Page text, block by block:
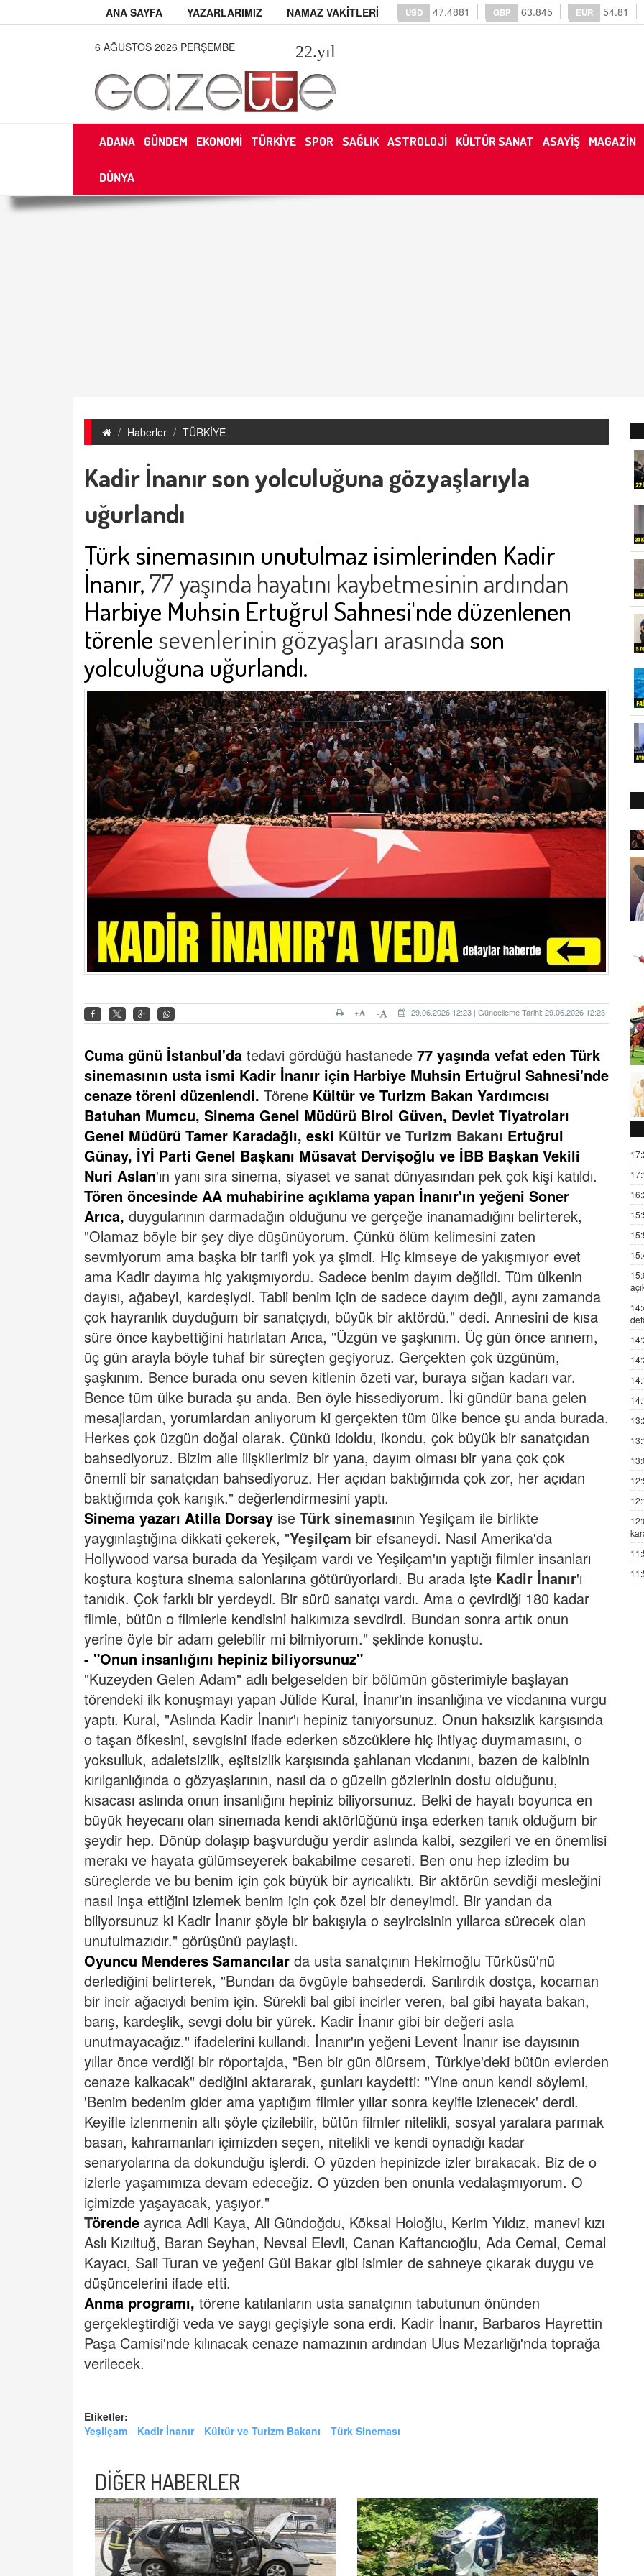
ANA SAYFA YAZARLARIMIZ NAMAZ VAKİTLERİ USD 47.4881 GBP 63.845 EUR 54.81
6 AĞUSTOS 2026 PERŞEMBE 22.yıl
ADANA GÜNDEM EKONOMİ TÜRKİYE SPOR SAĞLIK ASTROLOJİ KÜLTÜR SANAT ASAYİŞ MAGAZİN
DÜNYA
Haberler TÜRKİYE
Kadir İnanır son yolculuğuna gözyaşlarıyla
uğurlandı
Türk sinemasının unutulmaz isimlerinden Kadir
İnanır,77 yaşında hayatını kaybetmesinin ardından
Harbiye Muhsin Ertuğrul Sahnesi'nde düzenlenen
törenlesevenlerinin gözyaşları arasındason
yolculuğuna uğurlandı.
29.06.2026 12:23 | Güncelleme Tarihi: 29.06.2026 12:23
-
+
Cuma günü İstanbul'da tedavi gördüğü hastanede 77 yaşında vefat eden Türk
sinemasının usta ismi Kadir İnanır için Harbiye Muhsin Ertuğrul Sahnesi'nde
cenaze töreni düzenlendi. Törene Kültür ve Turizm Bakan Yardımcısı
Batuhan Mumcu, Sinema Genel Müdürü Birol Güven, Devlet Tiyatroları
Genel Müdürü Tamer Karadağlı, eski Kültür ve Turizm Bakanı Ertuğrul
Günay, İYİ Parti Genel Başkanı Müsavat Dervişoğlu ve İBB Başkan Vekili
Nuri Aslan'ın yanı sıra sinema, siyaset ve sanat dünyasından pek çok kişi katıldı.
Tören öncesinde AA muhabirine açıklama yapan İnanır'ın yeğeni Soner
Arıca, duygularının darmadağın olduğunu ve gerçeğe inanamadığını belirterek,
"Olamaz böyle bir şey diye düşünüyorum. Çünkü ölüm kelimesini zaten
sevmiyorum ama başka bir tarifi yok ya şimdi. Hiç kimseye de yakışmıyor evet
ama Kadir dayıma hiç yakışmıyordu. Sadece benim dayım değildi. Tüm ülkenin
dayısı, ağabeyi, kardeşiydi. Tabii benim için de sadece dayım değil, aynı zamanda
çok hayranlık duyduğum bir sanatçıydı, büyük bir aktördü." dedi. Annesini de kısa
süre önce kaybettiğini hatırlatan Arıca, "Üzgün ve şaşkınım. Üç gün önce annem,
üç gün arayla böyle tuhaf bir süreçten geçiyoruz. Gerçekten çok üzgünüm,
şaşkınım. Bence burada onu seven kitlenin özeti var, buraya sığan kadarı var.
Bence tüm ülke burada şu anda. Ben öyle hissediyorum. İki gündür bana gelen
mesajlardan, yorumlardan anlıyorum ki gerçekten tüm ülke bence şu anda burada.
Herkes çok üzgün doğal olarak. Çünkü idoldu, ikondu, çok büyük bir sanatçıdan
bahsediyoruz. Bizim aile ilişkilerimiz bir yana, dayım olması bir yana çok çok
önemli bir sanatçıdan bahsediyoruz. Her açıdan baktığımda çok zor, her açıdan
baktığımda çok karışık." değerlendirmesini yaptı.
Sinema yazarı Atilla Dorsay ise Türk sinemasının Yeşilçam ile birlikte
yaygınlaştığına dikkati çekerek, "Yeşilçam bir efsaneydi. Nasıl Amerika'da
Hollywood varsa burada da Yeşilçam vardı ve Yeşilçam'ın yaptığı filmler insanları
koştura koştura sinema salonlarına götürüyorlardı. Bu arada işte Kadir İnanır'ı
tanıdık. Çok farklı bir yerdeydi. Bir sürü sanatçı vardı. Ama o çevirdiği 180 kadar
filmle, bütün o filmlerle kendisini halkımıza sevdirdi. Bundan sonra artık onun
yerine öyle bir adam gelebilir mi bilmiyorum." şeklinde konuştu.
- "Onun insanlığını hepiniz biliyorsunuz"
"Kuzeyden Gelen Adam" adlı belgeselden bir bölümün gösterimiyle başlayan
törendeki ilk konuşmayı yapan Jülide Kural, İnanır'ın insanlığına ve vicdanına vurgu
yaptı. Kural, "Aslında Kadir İnanır'ı hepiniz tanıyorsunuz. Onun haksızlık karşısında
o taşan öfkesini, sevgisini ifade ederken sözcüklere hiç ihtiyaç duymamasını, o
yoksulluk, adaletsizlik, eşitsizlik karşısında şahlanan vicdanını, bazen de kalbinin
kırılganlığında o gözyaşlarının, nasıl da o güzelin gözlerinin dostu olduğunu,
kısacası aslında onun insanlığını hepiniz biliyorsunuz. Belki de hayatı boyunca en
büyük heyecanı olan sinemada kendi aktörlüğünü inşa ederken tanık olduğum bir
şeydir hep. Dönüp dolaşıp başvurduğu yerdir aslında kalbi, sezgileri ve en önemlisi
merakı ve hayata gülümseyerek bakabilme cesareti. Ben onu hep izledim bu
süreçlerde ve bu benim için çok büyük bir ayrıcalıktı. Bir aktörün sevdiği mesleğini
nasıl inşa ettiğini izlemek benim için çok özel bir deneyimdi. Bir yandan da
biliyorsunuz ki Kadir İnanır şöyle bir bakışıyla o seyircisinin yıllarca sürecek olan
unutulmazıdır." görüşünü paylaştı.
Oyuncu Menderes Samancılar da usta sanatçının Hekimoğlu Türküsü'nü
derlediğini belirterek, "Bundan da övgüyle bahsederdi. Sarılırdık dostça, kocaman
bir incir ağacıydı benim için. Sürekli bal gibi incirler veren, bal gibi hayata bakan,
barış, kardeşlik, sevgi dolu bir yürek. Kadir İnanır gibi bir değeri asla
unutmayacağız." ifadelerini kullandı. İnanır'ın yeğeni Levent İnanır ise dayısının
yıllar önce verdiği bir röportajda, "Ben bir gün ölürsem, Türkiye'deki bütün evlerden
cenaze kalkacak" dediğini aktararak, şunları kaydetti: "Yine onun kendi söylemi,
'Benim bedenim gider ama yaptığım filmler yıllar sonra keyifle izlenecek' derdi.
Keyifle izlenmenin altı şöyle çizilebilir, bütün filmler nitelikli, sosyal yaralara parmak
basan, kahramanları içimizden seçen, nitelikli ve kendi oynadığı kadar
senaryolarına da dokunduğu işlerdi. O yüzden hepinizde izler bırakacak. Biz de o
izlerle yaşamımıza devam edeceğiz. O yüzden ben onunla vedalaşmıyorum. O
içimizde yaşayacak, yaşıyor."
Törende ayrıca Adil Kaya, Ali Gündoğdu, Köksal Holoğlu, Kerim Yıldız, manevi kızı
Aslı Kızıltuğ, Baran Seyhan, Nevsal Elevli, Canan Kaftancıoğlu, Ada Cemal, Cemal
Kayacı, Sali Turan ve yeğeni Gül Bakar gibi isimler de sahneye çıkarak duygu ve
düşüncelerini ifade etti.
Anma programı, törene katılanların usta sanatçının tabutunun önünden
gerçekleştirdiği veda ve saygı geçişiyle sona erdi. Kadir İnanır, Barbaros Hayrettin
Paşa Camisi'nde kılınacak cenaze namazının ardından Ulus Mezarlığı'nda toprağa
verilecek.
Etiketler:
Yeşilçam
Kadir İnanır Kültür ve Turizm Bakanı Türk Sineması
DİĞER HABERLER